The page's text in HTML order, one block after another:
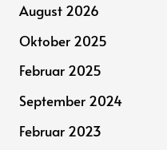
August 2026
Oktober 2025
Februar 2025
September 2024
Februar 2023